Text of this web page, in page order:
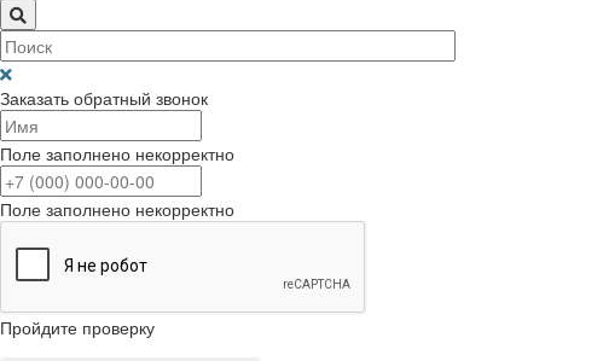
Заказать обратный звонок
Поле заполнено некорректно
Поле заполнено некорректно
Пройдите проверку